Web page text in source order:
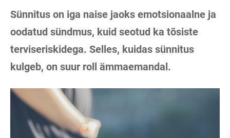
Sünnitus on iga naise jaoks emotsionaalne ja
oodatud sündmus, kuid seotud ka tõsiste
terviseriskidega. Selles, kuidas sünnitus
kulgeb, on suur roll ämmaemandal.